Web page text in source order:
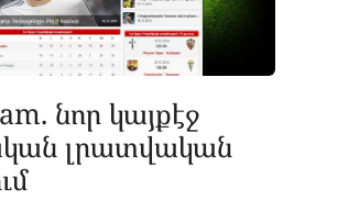
նոր կայքէջ
լրատվական